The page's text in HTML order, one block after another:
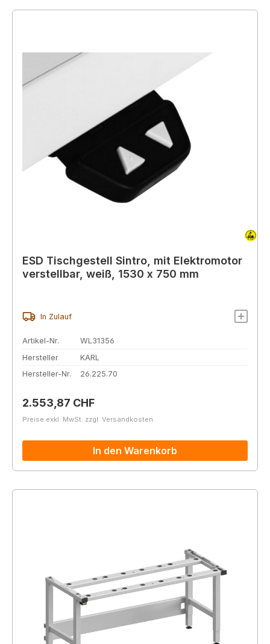
ESD Tischgestell Sintro, mit Elektromotor
verstellbar, weiß, 1530 x 750 mm
In Zulauf
Artikel-Nr.
WL31356
Hersteller
KARL
Hersteller-Nr.
26.225.70
Regulärer Preis:
2.553,87 CHF
Preise exkl. MwSt. zzgl. Versandkosten
In den Warenkorb